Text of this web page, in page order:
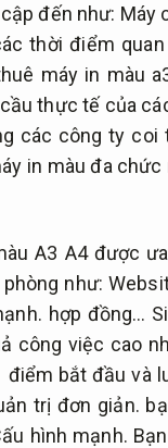
đến như: Máy
thời điểm quan
máy in màu
thực tế của
các công ty coi
in màu đa
A3 A4 được
phòng như:
hợp đồng…
công việc cao
bắt đầu và
trị đơn giản.
hình mạnh.